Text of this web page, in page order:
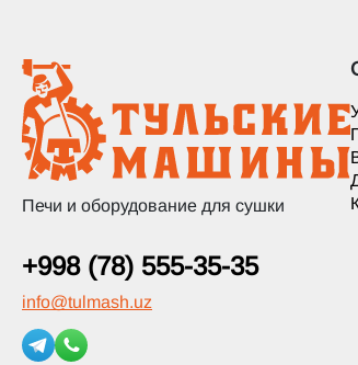
Печи и оборудование для сушки
+998 (78) 555-35-35
info@tulmash.uz